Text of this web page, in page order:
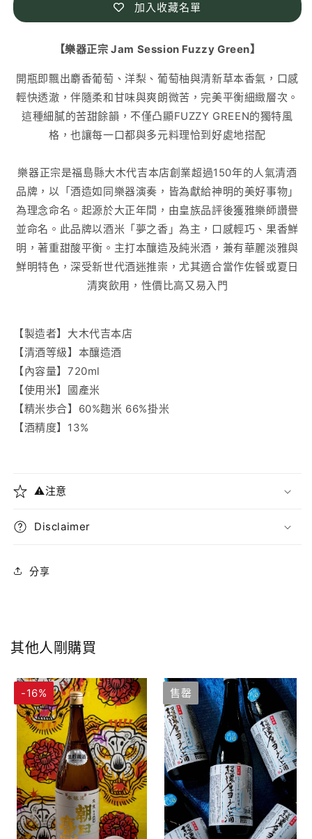
加入收藏名單
【樂器正宗 Jam Session Fuzzy Green】
開瓶即飄出麝香葡萄、洋梨、葡萄柚與清新草本香氣，口感
輕快透澈，伴隨柔和甘味與爽朗微苦，完美平衡細緻層次。
這種細膩的苦甜餘韻，不僅凸顯FUZZY GREEN的獨特風
格，也讓每一口都與多元料理恰到好處地搭配
樂器正宗是福島縣大木代吉本店創業超過150年的人氣清酒
品牌，以「酒造如同樂器演奏，皆為獻給神明的美好事物」
為理念命名。起源於大正年間，由皇族品評後獲雅樂師讚譽
並命名。此品牌以酒米「夢之香」為主，口感輕巧、果香鮮
明，著重甜酸平衡。主打本釀造及純米酒，兼有華麗淡雅與
鮮明特色，深受新世代酒迷推崇，尤其適合當作佐餐或夏日
清爽飲用，性價比高又易入門
【製造者】大木代吉本店
【清酒等級】本釀造酒
【內容量】 720ml
【使用米】國產米
【精米歩合】60%麴米 66%掛米
【酒精度】13%
⚠️注意
Disclaimer
分享
其他人剛購買
-16% 售罄